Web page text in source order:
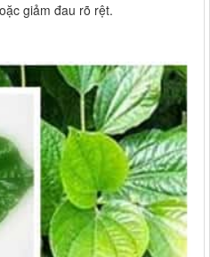
giảm đau rõ rệt.